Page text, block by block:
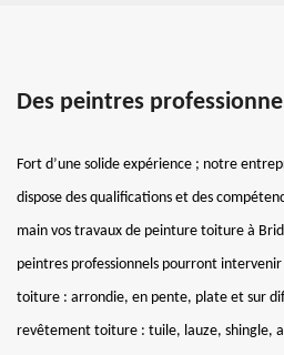
Des peintres
Fort d’une solide expérience ; notre
dispose des qualifications et des
main vos travaux de peinture toiture à
peintres professionnels pourront
toiture : arrondie, en pente, plate et sur
revêtement toiture : tuile, lauze, shingle,